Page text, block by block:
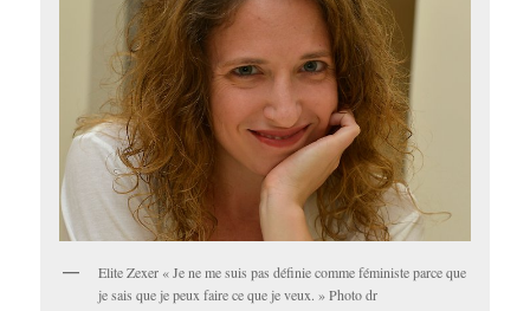
Elite Zexer « Je ne me suis pas définie comme féministe parce que
je sais que je peux faire ce que je veux. » Photo dr